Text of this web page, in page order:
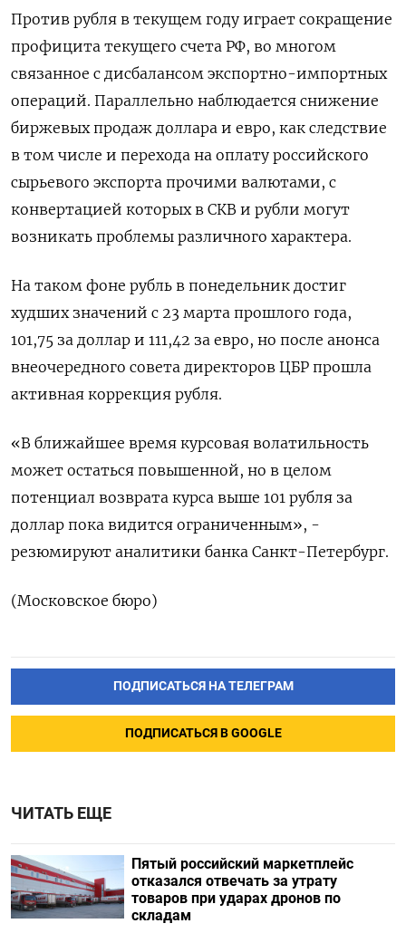
Против рубля в текущем году играет сокращение
профицита текущего счета РФ, во многом
связанное с дисбалансом экспортно-импортных
операций. Параллельно наблюдается снижение
биржевых продаж доллара и евро, как следствие
в том числе и перехода на оплату российского
сырьевого экспорта прочими валютами, с
конвертацией которых в СКВ и рубли могут
возникать проблемы различного характера.
На таком фоне рубль в понедельник достиг
худших значений с 23 марта прошлого года,
101,75 за доллар и 111,42 за евро, но после анонса
внеочередного совета директоров ЦБР прошла
активная коррекция рубля.
«В ближайшее время курсовая волатильность
может остаться повышенной, но в целом
потенциал возврата курса выше 101 рубля за
доллар пока видится ограниченным», -
резюмируют аналитики банка Санкт-Петербург.
(Московское бюро)
ПОДПИСАТЬСЯ НА ТЕЛЕГРАМ
ПОДПИСАТЬСЯ В GOOGLE
ЧИТАТЬ ЕЩЕ
Пятый российский маркетплейс
отказался отвечать за утрату
товаров при ударах дронов по
складам